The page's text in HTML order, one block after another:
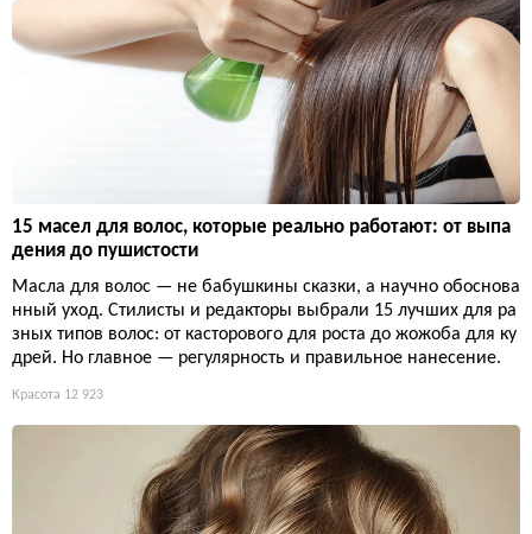
15 масел для волос, которые реально работают: от выпа
дения до пушистости
Масла для волос — не бабушкины сказки, а научно обоснова
нный уход. Стилисты и редакторы выбрали 15 лучших для ра
зных типов волос: от касторового для роста до жожоба для ку
дрей. Но главное — регулярность и правильное нанесение.
Красота 12 923